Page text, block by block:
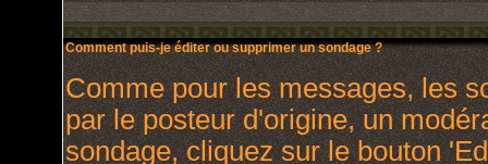
Comment puis-je éditer ou supprimer un sondage ?
Comme pour les messages, les
par le posteur d'origine, un
sondage, cliquez sur le bouton